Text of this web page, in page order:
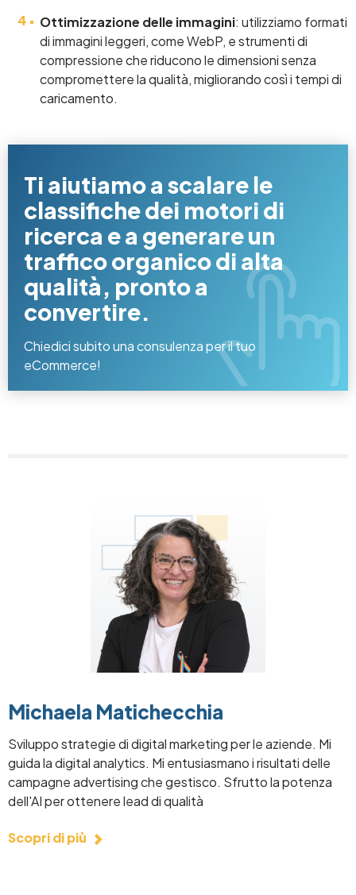
Ottimizzazione delle immagini: utilizziamo formati
di immagini leggeri, come WebP, e strumenti di
compressione che riducono le dimensioni senza
compromettere la qualità, migliorando così i tempi di
caricamento.
Ti aiutiamo a scalare le
classifiche dei motori di
ricerca e a generare un
traffico organico di alta
qualità, pronto a
convertire.
Chiedici subito una consulenza per il tuo
eCommerce!
Michaela Matichecchia
Sviluppo strategie di digital marketing per le aziende. Mi
guida la digital analytics. Mi entusiasmano i risultati delle
campagne advertising che gestisco. Sfrutto la potenza
dell'AI per ottenere lead di qualità
Scopri di più